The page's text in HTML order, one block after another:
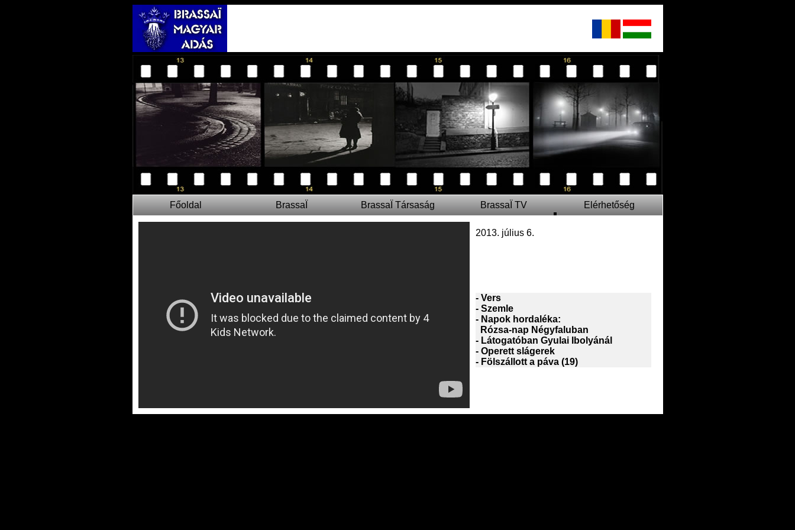
Főoldal BrassaÏ BrassaÏ Társaság BrassaÏ TV Elérhetőség
2013. július 6.
- Vers
- Szemle
- Napok hordaléka:
Rózsa-nap Négyfaluban
- Látogatóban Gyulai Ibolyánál
- Operett slágerek
- Fölszállott a páva (19)